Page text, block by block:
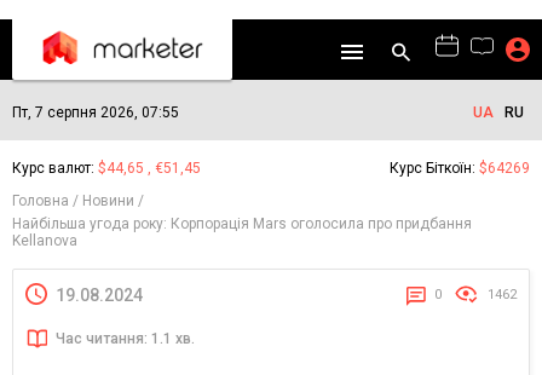
Пт, 7 серпня 2026, 07:55 UA RU
Курс валют: $44,65 , €51,45 Курс Біткоїн: $64269
Головна
Новини
Найбільша угода року: Корпорація Mars оголосила про придбання
Kellanova
19.08.2024 0 1462
Час читання: 1.1 хв.